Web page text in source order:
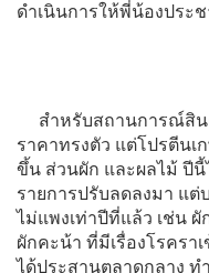
ดำเนินการให้พี่น้องประ
สำหรับสถานการณ์สิ
ราคาทรงตัว แต่โปรตีน
ขึ้น ส่วนผัก และผลไม้ ปี
รายการปรับลดลงมา แต่
ไม่แพงเท่าปีที่แล้ว เช่น ผั
ผักคะน้า ที่มีเรื่องโรครา
ได้ประสานตลาดกลาง ท